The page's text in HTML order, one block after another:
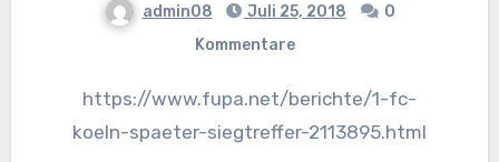
admin08 Juli 25, 2018
0
Kommentare
https://www.fupa.net/berichte/1-fc-
koeln-spaeter-siegtreffer-2113895.html